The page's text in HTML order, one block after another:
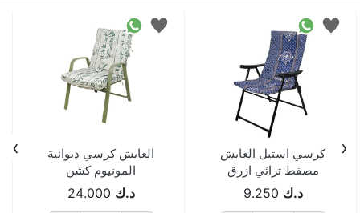
كرسي استيل العايش
مصفط تراثي ازرق
AYSH-1238-9
د.ك 9.250
العايش كرسي ديوانية
المونيوم كشن
61*75*90 سم
YTC24056
د.ك 24.000
‹
›